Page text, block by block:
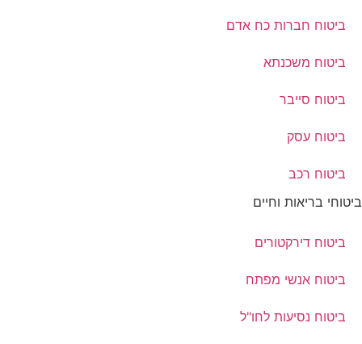
ביטוח חברות כח אדם
ביטוח משכנתא
ביטוח סייבר
ביטוח עסק
ביטוח רכב
ביטוחי בריאות וחיים
ביטוח דירקטורים
ביטוח אנשי מפתח
ביטוח נסיעות לחו"ל